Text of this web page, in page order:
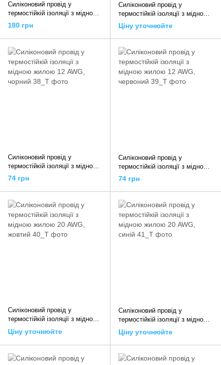
Силіконовий провід у
термостійкій ізоляції з мідною
жилою 10 AWG, чорний
180 грн
Силіконовий провід у
термостійкій ізоляції з мідною
жилою 10 AWG, червоний
Ціну уточнюйте
Силіконовий провід у
термостійкій ізоляції з мідною
жилою 12 AWG, чорний
74 грн
Силіконовий провід у
термостійкій ізоляції з мідною
жилою 12 AWG, червоний
74 грн
Силіконовий провід у
термостійкій ізоляції з мідною
жилою 20 AWG, жовтий
Ціну уточнюйте
Силіконовий провід у
термостійкій ізоляції з мідною
жилою 20 AWG, синій
Ціну уточнюйте